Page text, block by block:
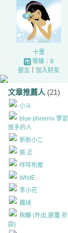
十里
等級：8
留言｜ 加入好友
文章推薦人 (21)
小斗
blue phoenix 學習
放手的人
新新小二
張 正
咩咩布屋
WhitE
李小花
鐵球
掬馥 (外出,遲覆,祈
諒)